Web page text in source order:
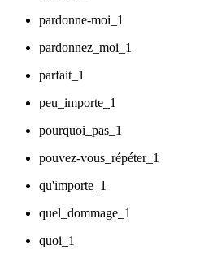
pardonne-moi_1
pardonnez_moi_1
parfait_1
peu_importe_1
pourquoi_pas_1
pouvez-vous_répéter_1
qu'importe_1
quel_dommage_1
quoi_1